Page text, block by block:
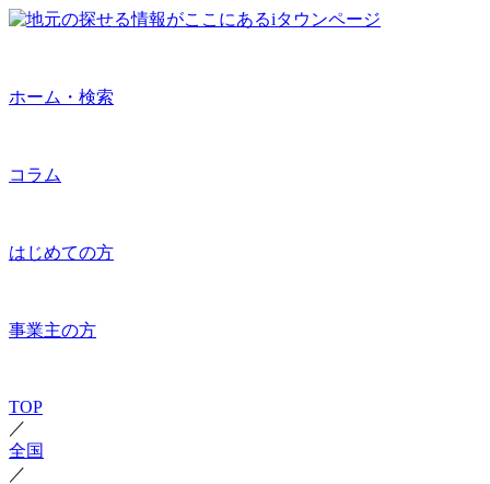
ホーム・検索
コラム
はじめての方
事業主の方
TOP
／
全国
／